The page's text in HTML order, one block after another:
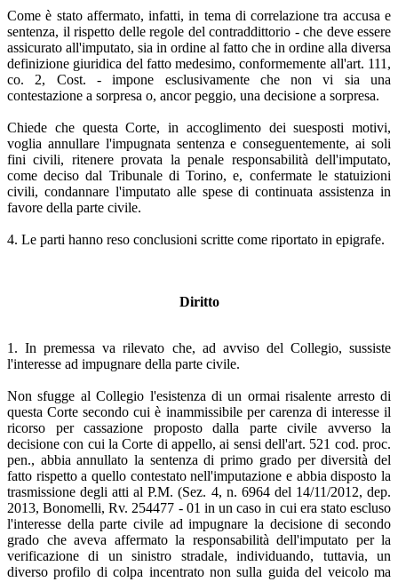
Come è stato affermato, infatti, in tema di correlazione tra accusa e
sentenza, il rispetto delle regole del contraddittorio - che deve essere
assicurato all'imputato, sia in ordine al fatto che in ordine alla diversa
definizione giuridica del fatto medesimo, conformemente all'art. 111,
co. 2, Cost. - impone esclusivamente che non vi sia una
contestazione a sorpresa o, ancor peggio, una decisione a sorpresa.
Chiede che questa Corte, in accoglimento dei suesposti motivi,
voglia annullare l'impugnata sentenza e conseguentemente, ai soli
fini civili, ritenere provata la penale responsabilità dell'imputato,
come deciso dal Tribunale di Torino, e, confermate le statuizioni
civili, condannare l'imputato alle spese di continuata assistenza in
favore della parte civile.
4. Le parti hanno reso conclusioni scritte come riportato in epigrafe.
Diritto
1. In premessa va rilevato che, ad avviso del Collegio, sussiste
l'interesse ad impugnare della parte civile.
Non sfugge al Collegio l'esistenza di un ormai risalente arresto di
questa Corte secondo cui è inammissibile per carenza di interesse il
ricorso per cassazione proposto dalla parte civile avverso la
decisione con cui la Corte di appello, ai sensi dell'art. 521 cod. proc.
pen., abbia annullato la sentenza di primo grado per diversità del
fatto rispetto a quello contestato nell'imputazione e abbia disposto la
trasmissione degli atti al P.M. (Sez. 4, n. 6964 del 14/11/2012, dep.
2013, Bonomelli, Rv. 254477 - 01 in un caso in cui era stato escluso
l'interesse della parte civile ad impugnare la decisione di secondo
grado che aveva affermato la responsabilità dell'imputato per la
verificazione di un sinistro stradale, individuando, tuttavia, un
diverso profilo di colpa incentrato non sulla guida del veicolo ma